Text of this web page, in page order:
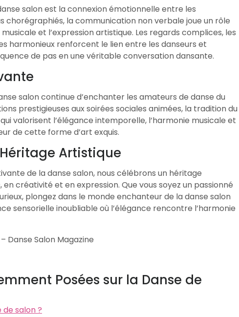
salon est la connexion émotionnelle entre les
chorégraphiés, la communication non verbale joue un rôle
et l’expression artistique. Les regards complices, les
harmonieux renforcent le lien entre les danseurs et
de pas en une véritable conversation dansante.
salon continue d’enchanter les amateurs de danse du
prestigieuses aux soirées sociales animées, la tradition du
valorisent l’élégance intemporelle, l’harmonie musicale et
de cette forme d’art exquis.
Artistique
de la danse salon, nous célébrons un héritage
créativité et en expression. Que vous soyez un passionné
plongez dans le monde enchanteur de la danse salon
sensorielle inoubliable où l’élégance rencontre l’harmonie
Danse Salon Magazine
Posées sur la Danse de
de salon ?